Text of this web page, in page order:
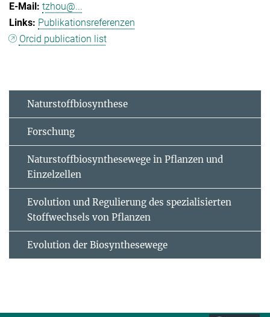
tzhou@...
Publikationsreferenzen
Orcid publication list
Naturstoffbiosynthese
Forschung
Naturstoffbiosynthesewege in Pflanzen und
Einzelzellen
Evolution und Regulierung des spezialisierten
Stoffwechsels von Pflanzen
Evolution der Biosynthesewege